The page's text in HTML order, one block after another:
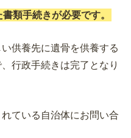
類手続きが必要です。
供養先に遺骨を供養する
行政手続きは完了となり
ている自治体にお問い合